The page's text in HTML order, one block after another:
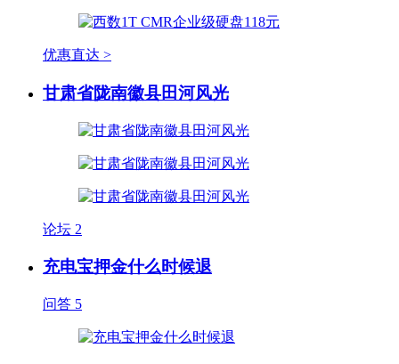
优惠直达 >
甘肃省陇南徽县田河风光
论坛 2
充电宝押金什么时候退
问答 5